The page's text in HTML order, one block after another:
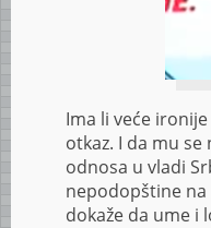
Ima li veće
otkaz. I da mu
odnosa u vladi
nepodopštine na
dokaže da ume i